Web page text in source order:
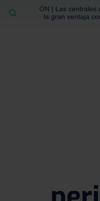
ÓN | Las centrales
la gran ventaja
BUSCAR